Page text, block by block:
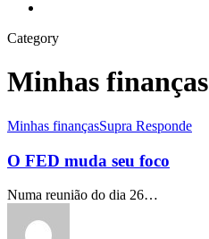
Category
Minhas finanças
O
muda
seu
foco
Minhas finançasSupra Responde
O FED muda seu foco
Numa reunião do dia 26…